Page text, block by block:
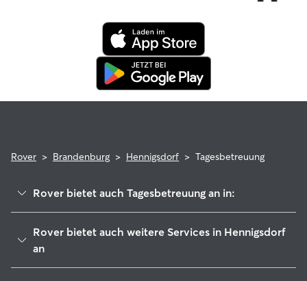
profitiert von der Rover-Garantie, die die Kosten für
tierärztliche Behandlungen erstattet.
Rover > Brandenburg > Hennigsdorf > Tagesbetreuung
Rover bietet auch Tagesbetreuung an in:
Rover bietet auch weitere Services in Hennigsdorf
an